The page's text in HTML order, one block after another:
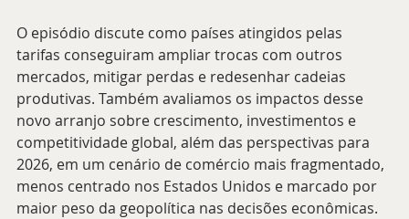
O episódio discute como países atingidos pelas
tarifas conseguiram ampliar trocas com outros
mercados, mitigar perdas e redesenhar cadeias
produtivas. Também avaliamos os impactos desse
novo arranjo sobre crescimento, investimentos e
competitividade global, além das perspectivas para
2026, em um cenário de comércio mais fragmentado,
menos centrado nos Estados Unidos e marcado por
maior peso da geopolítica nas decisões econômicas.